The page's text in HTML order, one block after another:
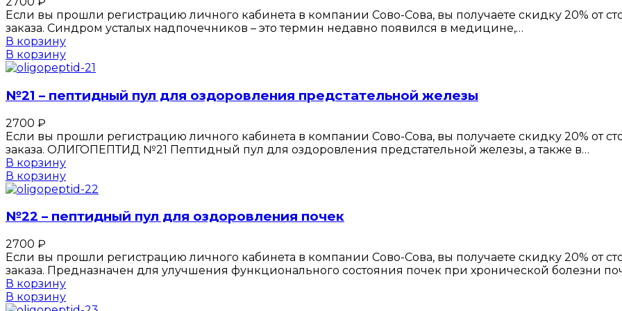
Если вы прошли регистрацию личного кабинета в компании Сово-Сова, вы получаете скидку 20% от
заказа. Синдром усталых надпочечников – это термин недавно появился в медицине,…
В корзину
В корзину
№21 – пептидный пул для оздоровления предстательной железы
2700 ₽
Если вы прошли регистрацию личного кабинета в компании Сово-Сова, вы получаете скидку 20% от
заказа. ОЛИГОПЕПТИД №21 Пептидный пул для оздоровления предстательной железы, а также в…
В корзину
В корзину
№22 – пептидный пул для оздоровления почек
2700 ₽
Если вы прошли регистрацию личного кабинета в компании Сово-Сова, вы получаете скидку 20% от
заказа. Предназначен для улучшения функционального состояния почек при хронической болезни
В корзину
В корзину